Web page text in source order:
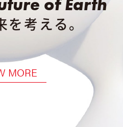
考える。
MORE